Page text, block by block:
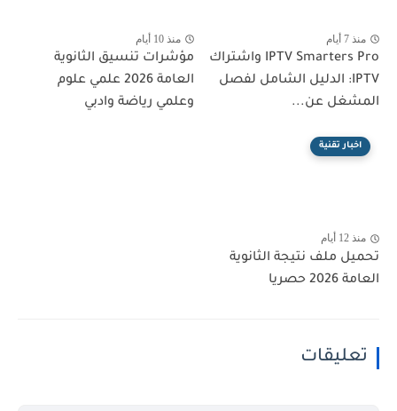
منذ 7 أيام
IPTV Smarters Pro واشتراك
IPTV: الدليل الشامل لفصل
المشغل عن...
منذ 10 أيام
مؤشرات تنسيق الثانوية
العامة 2026 علمي علوم
وعلمي رياضة وادبي
اخبار تقنية
منذ 12 أيام
تحميل ملف نتيجة الثانوية
العامة 2026 حصريا
تعليقات